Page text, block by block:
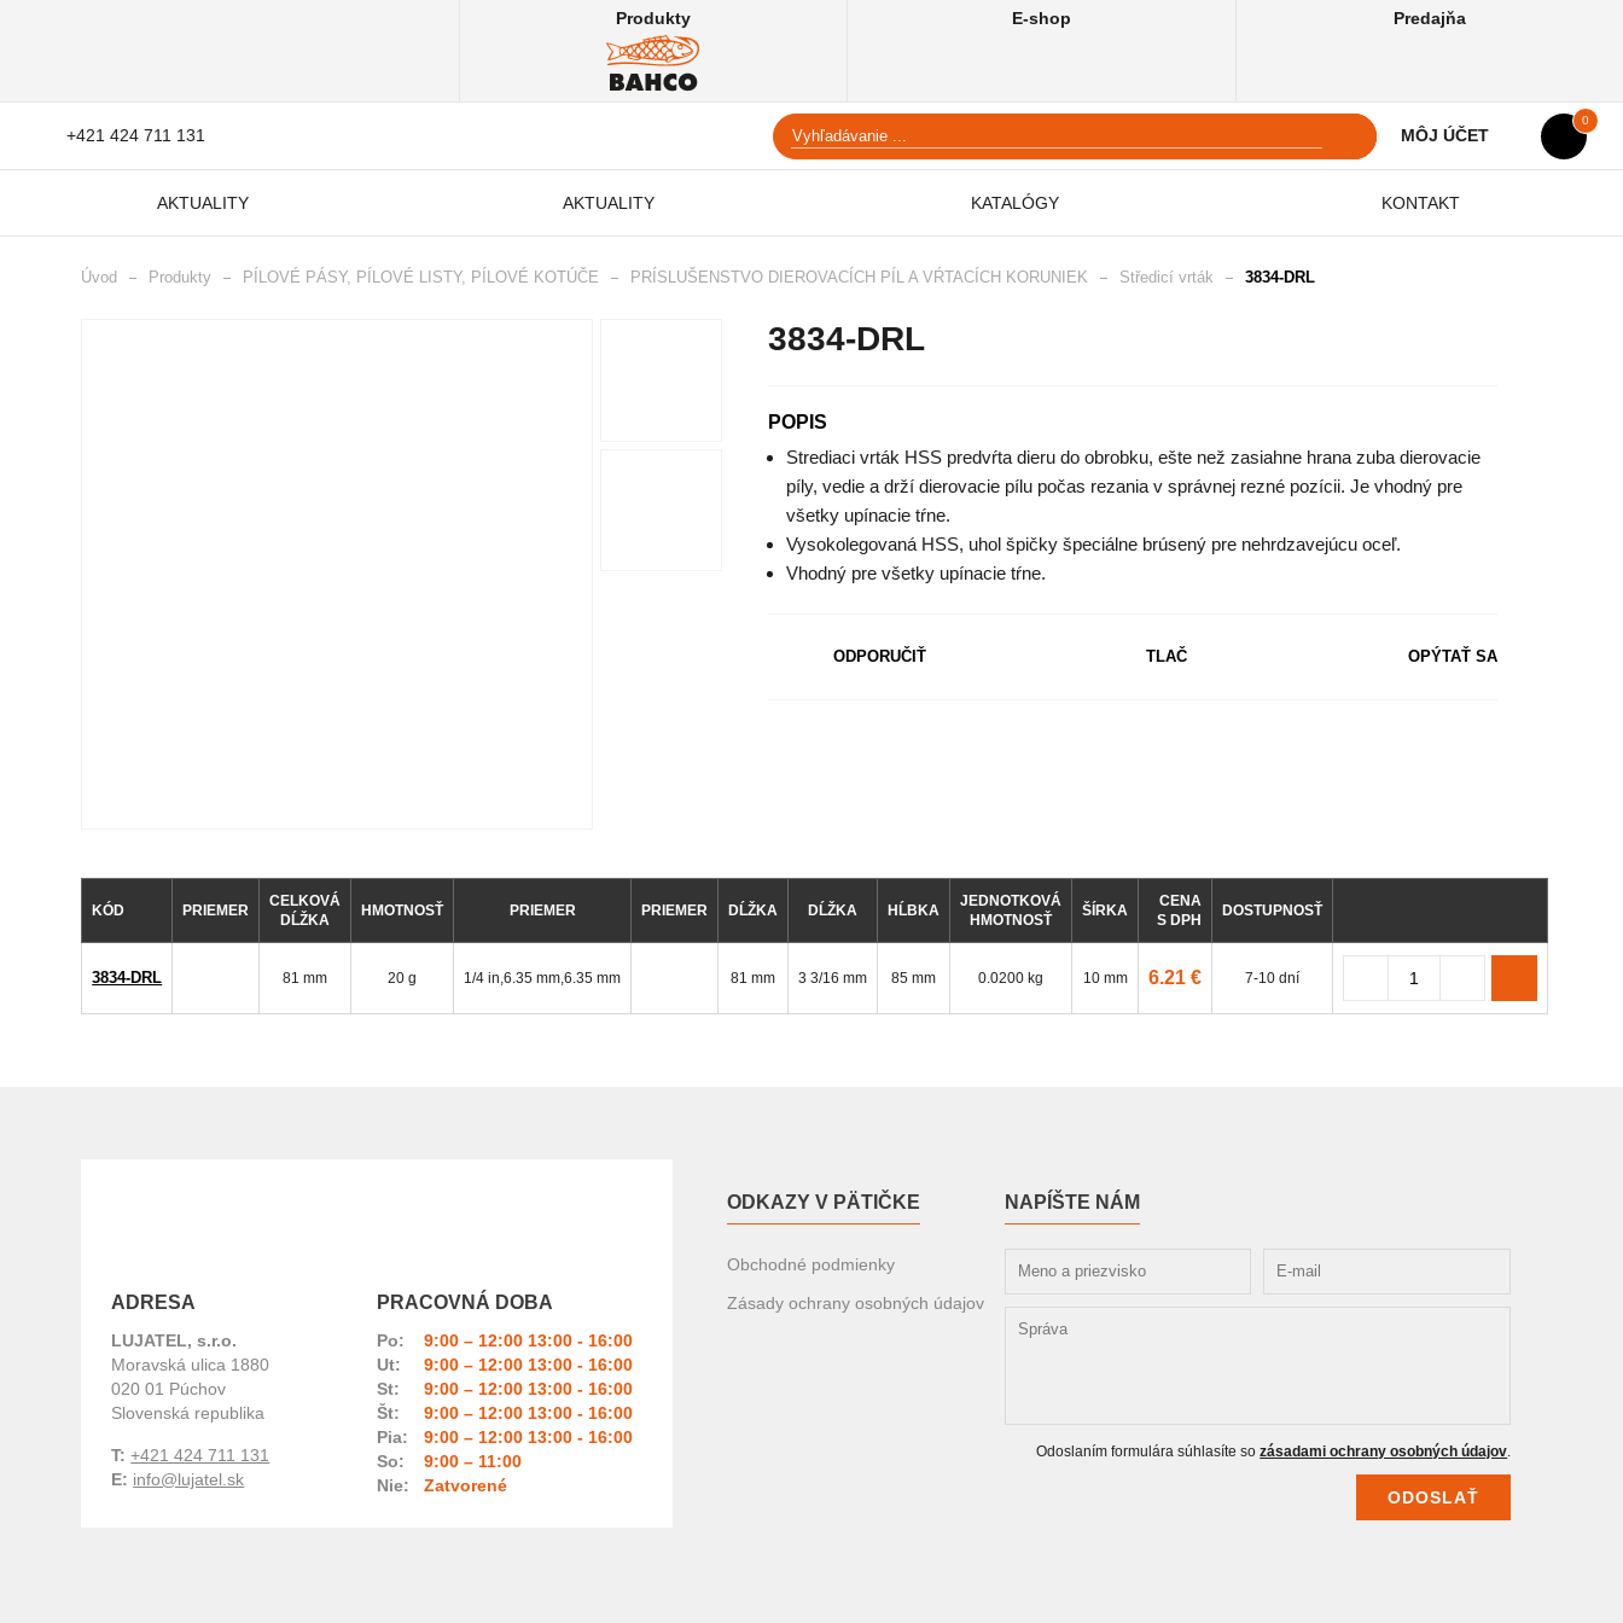
Produkty E-shop Predajňa
+421 424 711 131 MÔJ ÚČET
0
AKTUALITY AKTUALITY KATALÓGY KONTAKT
Úvod Produkty PÍLOVÉ PÁSY, PÍLOVÉ LISTY, PÍLOVÉ KOTÚČE PRÍSLUŠENSTVO DIEROVACÍCH PÍL A VŔTACÍCH KORUNIEK Středicí vrták 3834-DRL
3834-DRL
POPIS
Strediaci vrták HSS predvŕta dieru do obrobku, ešte než zasiahne hrana zuba dierovacie
píly, vedie a drží dierovacie pílu počas rezania v správnej rezné pozícii. Je vhodný pre
všetky upínacie tŕne.
Vysokolegovaná HSS, uhol špičky špeciálne brúsený pre nehrdzavejúcu oceľ.
Vhodný pre všetky upínacie tŕne.
ODPORUČIŤ TLAČ OPÝTAŤ SA
KÓD PRIEMER
CELKOVÁ
DĹŽKA
HMOTNOSŤ PRIEMER PRIEMER DĹŽKA DĹŽKA HĹBKA
JEDNOTKOVÁ
HMOTNOSŤ
ŠÍRKA
CENA
S DPH
DOSTUPNOSŤ
3834-DRL 81 mm 20 g 1/4 in,6.35 mm,6.35 mm 81 mm 3 3/16 mm 85 mm 0.0200 kg 10 mm 6.21 € 7-10 dní
ADRESA
LUJATEL, s.r.o.
Moravská ulica 1880
020 01 Púchov
Slovenská republika
T:+421 424 711 131
E: info@lujatel.sk
PRACOVNÁ DOBA
Po:
9:00 – 12:00 13:00 - 16:00
Ut:
9:00 – 12:00 13:00 - 16:00
St:
9:00 – 12:00 13:00 - 16:00
Št:
9:00 – 12:00 13:00 - 16:00
Pia:
9:00 – 12:00 13:00 - 16:00
So:
9:00 – 11:00
Nie:
Zatvorené
ODKAZY V PÄTIČKE
Obchodné podmienky
Zásady ochrany osobných údajov
NAPÍŠTE NÁM
Odoslaním formulára súhlasíte sozásadami ochrany osobných údajov.
ODOSLAŤ